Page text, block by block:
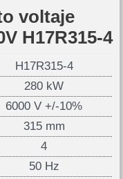
voltaje
H17R315-4
H17R315-4
280 kW
6000 V +/-10%
315 mm
4
50 Hz